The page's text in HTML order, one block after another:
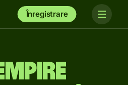
Înregistrare